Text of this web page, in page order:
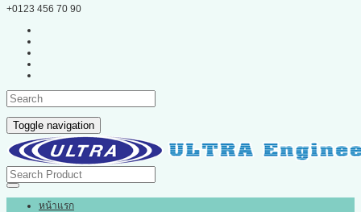
+0123 456 70 90
Toggle navigation
หน้าแรก